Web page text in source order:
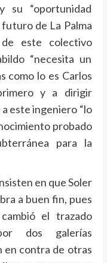
su “oportunidad
de La Palma
este colectivo
“necesita un
como lo es Carlos
y a dirigir
este ingeniero “lo
probado
para la
en que Soler
a buen fin, pues
el trazado
dos galerías
en contra de otras